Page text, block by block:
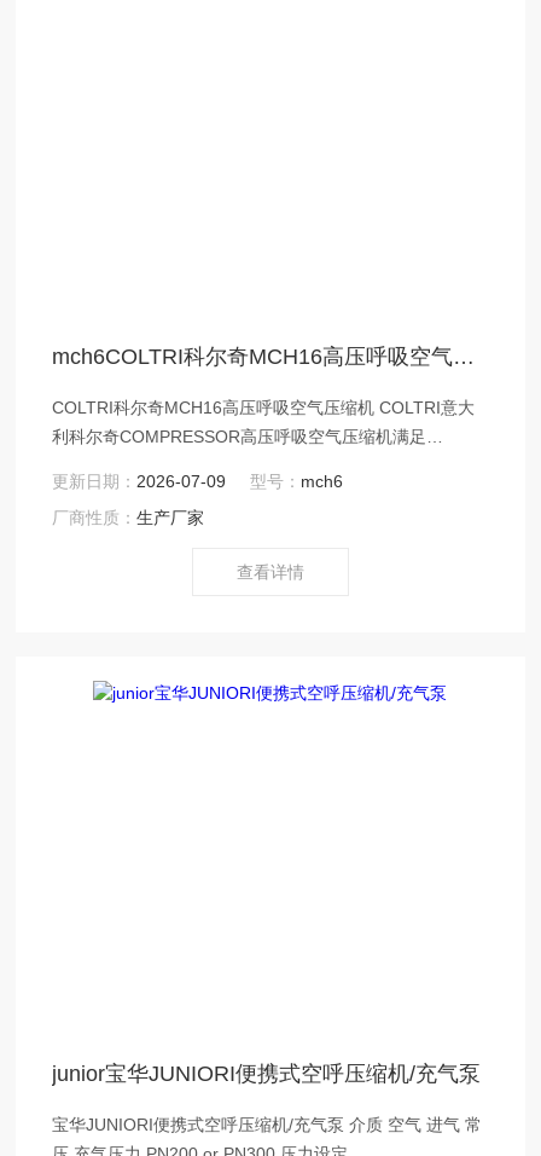
mch6COLTRI科尔奇MCH16高压呼吸空气压缩机
COLTRI科尔奇MCH16高压呼吸空气压缩机 COLTRI意大
利科尔奇COMPRESSOR高压呼吸空气压缩机满足
更新日期： 2026-07-09 型号： mch6
厂商性质：生产厂家
查看详情
junior宝华JUNIORI便携式空呼压缩机/充气泵
宝华JUNIORI便携式空呼压缩机/充气泵 介质 空气 进气 常